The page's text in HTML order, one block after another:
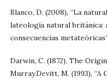
Blanco, D. (2008), “La
lateología natural
consecuencias
Darwin, C. (1872), The
Murray.Devitt, M. (1993),